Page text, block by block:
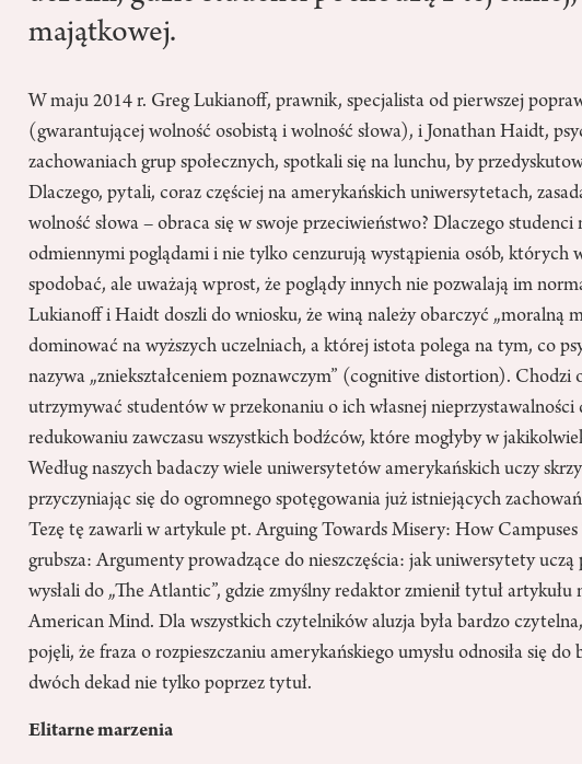
majątkowej.
W maju 2014 r. Greg Lukianoff, prawnik, specjalista od pierwszej
(gwarantującej wolność osobistą i wolność słowa), i Jonathan Haidt,
zachowaniach grup społecznych, spotkali się na lunchu, by
Dlaczego, pytali, coraz częściej na amerykańskich uniwersytetach,
wolność słowa – obraca się w swoje przeciwieństwo? Dlaczego
odmiennymi poglądami i nie tylko cenzurują wystąpienia osób, których
spodobać, ale uważają wprost, że poglądy innych nie pozwalają im
Lukianoff i Haidt doszli do wniosku, że winą należy obarczyć „moralną
dominować na wyższych uczelniach, a której istota polega na tym, co
nazywa „zniekształceniem poznawczym” (cognitive distortion).
utrzymywać studentów w przekonaniu o ich własnej nieprzystawalności
redukowaniu zawczasu wszystkich bodźców, które mogłyby w
Według naszych badaczy wiele uniwersytetów amerykańskich uczy
przyczyniając się do ogromnego spotęgowania już istniejących
Tezę tę zawarli w artykule pt. Arguing Towards Misery: How
grubsza: Argumenty prowadzące do nieszczęścia: jak uniwersytety uczą
wysłali do „The Atlantic”, gdzie zmyślny redaktor zmienił tytuł
American Mind. Dla wszystkich czytelników aluzja była bardzo
pojęli, że fraza o rozpieszczaniu amerykańskiego umysłu odnosiła się do
dwóch dekad nie tylko poprzez tytuł.
Elitarne marzenia